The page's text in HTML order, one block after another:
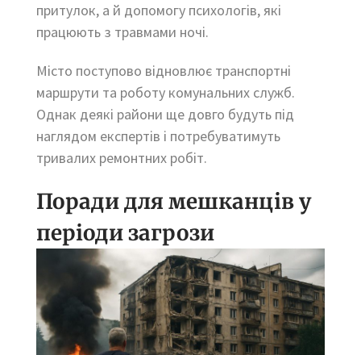
притулок, а й допомогу психологів, які
працюють з травмами ночі.
Місто поступово відновлює транспортні
маршрути та роботу комунальних служб.
Однак деякі райони ще довго будуть під
наглядом експертів і потребуватимуть
тривалих ремонтних робіт.
Поради для мешканців у
періоди загрози